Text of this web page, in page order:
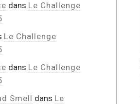
dans Le Challenge
Le Challenge
dans Le Challenge
Smell dans Le